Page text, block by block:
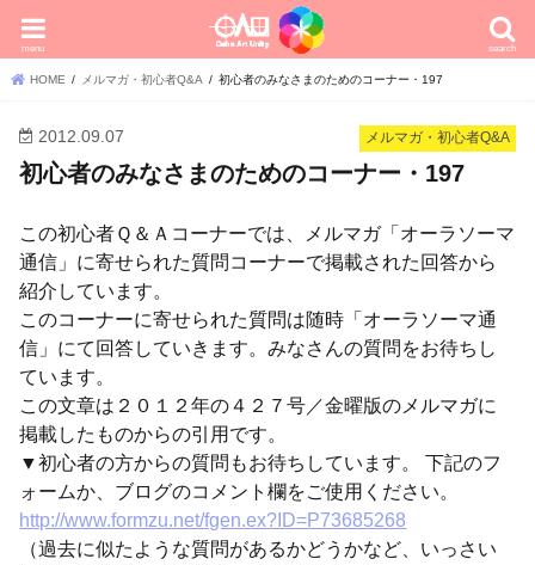
search
menu
HOME メルマガ・初心者Q&A 初心者のみなさまのためのコーナー・197
メルマガ・初心者Q&A
2012.09.07
初心者のみなさまのためのコーナー・197
この初心者Ｑ＆Ａコーナーでは、メルマガ「オーラソーマ
通信」に寄せられた質問コーナーで掲載された回答から
紹介しています。
このコーナーに寄せられた質問は随時「オーラソーマ通
信」にて回答していきます。みなさんの質問をお待ちし
ています。
この文章は２０１２年の４２７号／金曜版のメルマガに
掲載したものからの引用です。
▼初心者の方からの質問もお待ちしています。 下記のフ
ォームか、ブログのコメント欄をご使用ください。
http://www.formzu.net/fgen.ex?ID=P73685268
（過去に似たような質問があるかどうかなど、いっさい